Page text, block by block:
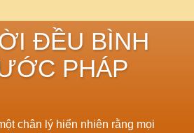
ĐỀU BÌNH
PHÁP
chân lý hiển nhiên rằng mọi